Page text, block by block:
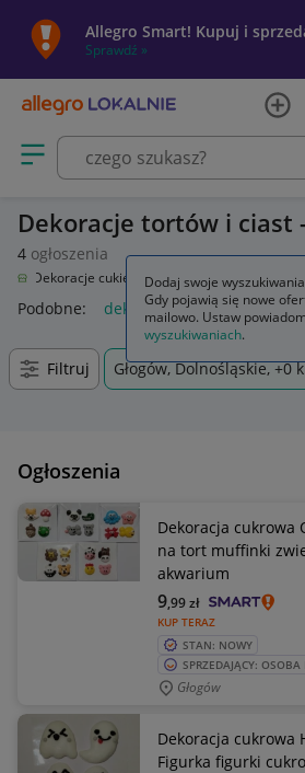
Allegro Smart! Kupuj i
Sprawdź »
Otwórz menu z kategoriami
Dekoracje tortów i ciast
4 ogłoszenia
Dekoracje cukiernicze i produkty do
Podobne: dekoracje tortów i ciast
Filtruj Głogów, Dolnośląskie, +0
Ogłoszenia
Dekoracja cukrowa
na tort muffinki
akwarium
KUP TERAZ
9,99zł
STAN: NOWY
SPRZEDAJĄCY:
Głogów
Dekoracja cukrowa
Figurka figurki
Dodaj swoje
Gdy pojawią się nowe
mailowo. Ustaw
wyszukiwaniach.